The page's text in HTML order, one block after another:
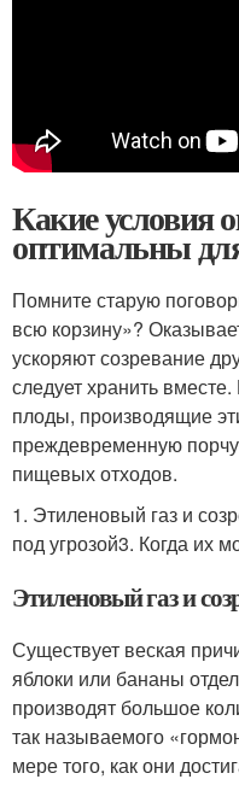
Какие условия
оптимальны
Помните старую
всю корзину»?
ускоряют созревание
следует хранить
плоды, производящие
преждевременную
пищевых отходов.
1. Этиленовый газ и
под угрозой3. Когда их
Этиленовый газ и
Существует веская
яблоки или бананы
производят большое
так называемого
мере того, как они